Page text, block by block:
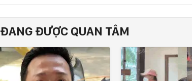
ĐANG ĐƯỢC QUAN TÂM